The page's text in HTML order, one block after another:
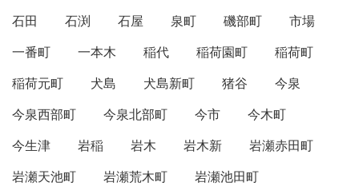
石田
石渕 石屋 泉町 磯部町
市場
一番町
一本木 稲代 稲荷園町
稲荷町
稲荷元町
犬島 犬島新町 猪谷
今泉
今泉西部町
今泉北部町 今市
今木町
今生津
岩稲 岩木 岩木新
岩瀬赤田町
岩瀬天池町
岩瀬荒木町
岩瀬池田町